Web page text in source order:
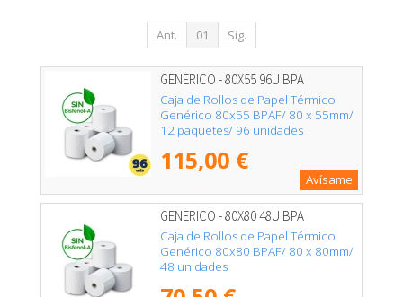
Ant. 01 Sig.
GENERICO - 80X55 96U BPA
Caja de Rollos de Papel Térmico
Genérico 80x55 BPAF/ 80 x 55mm/
12 paquetes/ 96 unidades
115,00 €
Avísame
GENERICO - 80X80 48U BPA
Caja de Rollos de Papel Térmico
Genérico 80x80 BPAF/ 80 x 80mm/
48 unidades